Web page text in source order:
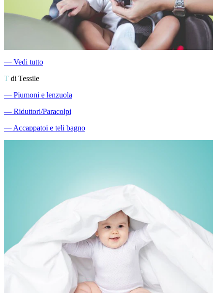
― Vedi tutto
T di Tessile
― Piumoni e lenzuola
― Riduttori/Paracolpi
―Accappatoi e teli bagno